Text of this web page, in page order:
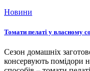
Новини
Томати пелаті у власному
Сезон домашніх
консервують помідори